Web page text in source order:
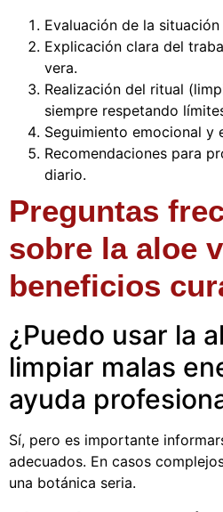
Evaluación de la
Explicación clara del
vera.
Realización del ritual
siempre respetando
Seguimiento emocional y
Recomendaciones para
diario.
Preguntas
sobre la aloe
beneficios
¿Puedo usar la
limpiar malas
ayuda
Sí, pero es importante
adecuados. En casos
una botánica seria.